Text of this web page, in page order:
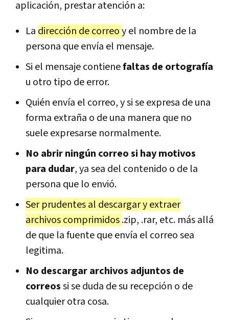
aplicación, prestar atención a:
La dirección de correoy el nombre de la
persona que envía el mensaje.
Si el mensaje contienefaltas de ortografía
u otro tipo de error.
Quién envía el correo, y si se expresa de una
forma extraña o de una manera que no
suele expresarse normalmente.
No abrir ningún correo si hay motivos
para dudar, ya sea del contenido o de la
persona que lo envió.
Ser prudentes al descargar y extraer
archivos comprimidos.zip, .rar, etc. más allá
de que la fuente que envía el correo sea
legitima.
No descargar archivos adjuntos de
correossi se duda de su recepción o de
cualquier otra cosa.